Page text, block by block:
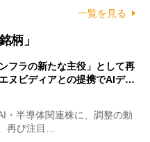
一覧を見る
柄」
フラの新たな主役」として再
ヌビディアとの提携でAIデ…
半導体関連株に、調整の動
再び注目…